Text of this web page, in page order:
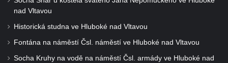
nad Vltavou
Historická studna ve Hluboké nad Vltavou
Fontána na náměstí Čsl. náměstí ve Hluboké nad Vltavou
Socha Kruhy na vodě na náměstí Čsl. armády ve Hluboké nad